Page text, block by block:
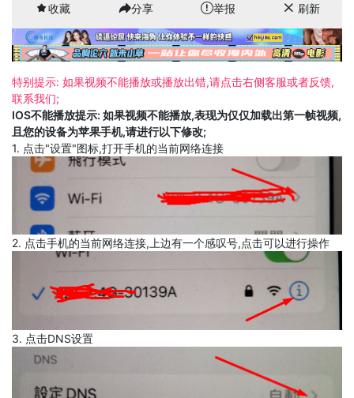
收藏 分享 举报 刷新
特别提示: 如果视频不能播放或播放出错,请点击右侧客服或者反馈,
联系我们;
IOS不能播放提示: 如果视频不能播放,表现为仅仅加载出第一帧视频,
且您的设备为苹果手机,请进行以下修改;
1. 点击"设置"图标,打开手机的当前网络连接
2. 点击手机的当前网络连接,上边有一个感叹号,点击可以进行操作
3. 点击DNS设置